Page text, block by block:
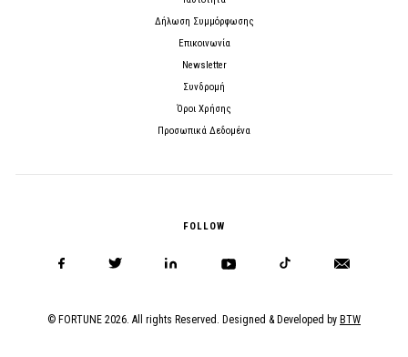
Δήλωση Συμμόρφωσης
Επικοινωνία
Newsletter
Συνδρομή
Όροι Χρήσης
Προσωπικά Δεδομένα
FOLLOW
© FORTUNE 2026. All rights Reserved. Designed & Developed by BTW